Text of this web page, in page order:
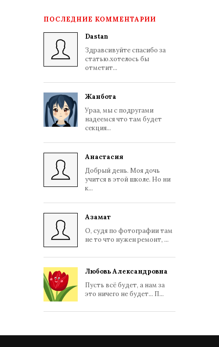
ПОСЛЕДНИЕ КОММЕНТАРИИ
Dastan
Здравсивуйте спасибо за
статью.хотелось бы
отметит...
Жанбота
Ураа, мы с подругами
надеемся что там будет
секция...
Анастасия
Добрый день. Моя дочь
учится в этой школе. Но ни
к...
Азамат
О, судя по фотографии там
не то что нужен ремонт, ...
Любовь Александровна
Пусть всё будет, а нам за
это ничего не будет... П...